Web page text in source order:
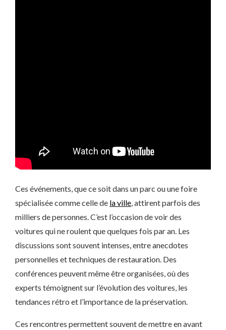
Ces événements, que ce soit dans un parc ou une foire
spécialisée comme celle de la ville, attirent parfois des
milliers de personnes. C’est l’occasion de voir des
voitures qui ne roulent que quelques fois par an. Les
discussions sont souvent intenses, entre anecdotes
personnelles et techniques de restauration. Des
conférences peuvent même être organisées, où des
experts témoignent sur l’évolution des voitures, les
tendances rétro et l’importance de la préservation.
Ces rencontres permettent souvent de mettre en avant